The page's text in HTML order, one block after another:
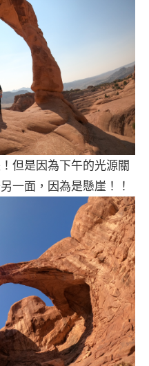
但是因為下午的光源關
一面，因為是懸崖！！